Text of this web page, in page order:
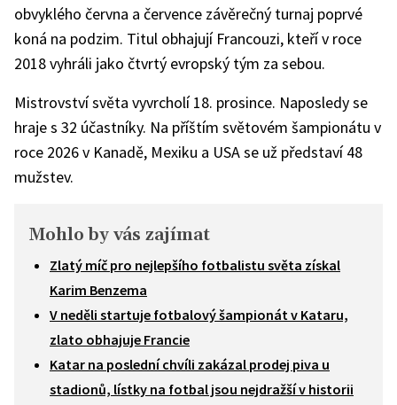
obvyklého června a července závěrečný turnaj poprvé
koná na podzim. Titul obhajují Francouzi, kteří v roce
2018 vyhráli jako čtvrtý evropský tým za sebou.
Mistrovství světa vyvrcholí 18. prosince. Naposledy se
hraje s 32 účastníky. Na příštím světovém šampionátu v
roce 2026 v Kanadě, Mexiku a USA se už představí 48
mužstev.
Mohlo by vás zajímat
Zlatý míč pro nejlepšího fotbalistu světa získal
Karim Benzema
V neděli startuje fotbalový šampionát v Kataru,
zlato obhajuje Francie
Katar na poslední chvíli zakázal prodej piva u
stadionů, lístky na fotbal jsou nejdražší v historii